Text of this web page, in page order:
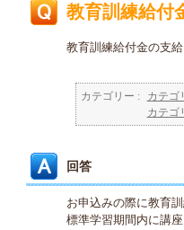
教育訓練給付
教育訓練給付金の支
カテゴリー : カテゴ
カテゴ
回答
お申込みの際に教育
標準学習期間内に講